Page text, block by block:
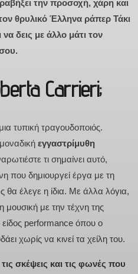
την προσοχή, χάρη και
θρυλικό Έλληνα ράπερ Τάκι
δεις με άλλο μάτι τον
Carrieri;
τυπική τραγουδοποιός.
εγγαστρίμυθη
τι σημαίνει αυτό,
που δημιουργεί έργα με τη
θα έλεγε η ίδια. Με άλλα λόγια,
μουσική με την τέχνη της
είδος performance όπου ο
χωρίς να κινεί τα χείλη του.
σκέψεις και τις φωνές που